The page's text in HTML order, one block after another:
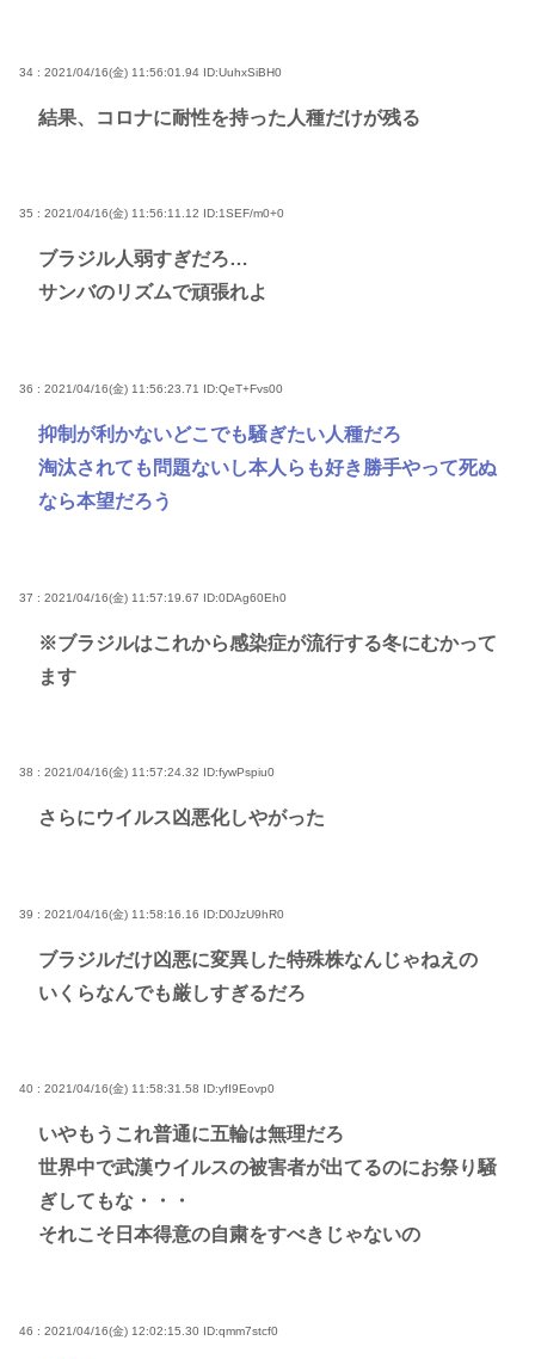
34 : 2021/04/16(金) 11:56:01.94 ID:UuhxSiBH0
結果、コロナに耐性を持った人種だけが残る
35 : 2021/04/16(金) 11:56:11.12 ID:1SEF/m0+0
ブラジル人弱すぎだろ…
サンバのリズムで頑張れよ
36 : 2021/04/16(金) 11:56:23.71 ID:QeT+Fvs00
抑制が利かないどこでも騒ぎたい人種だろ
淘汰されても問題ないし本人らも好き勝手やって死ぬ
なら本望だろう
37 : 2021/04/16(金) 11:57:19.67 ID:0DAg60Eh0
※ブラジルはこれから感染症が流行する冬にむかって
ます
38 : 2021/04/16(金) 11:57:24.32 ID:fywPspiu0
さらにウイルス凶悪化しやがった
39 : 2021/04/16(金) 11:58:16.16 ID:D0JzU9hR0
ブラジルだけ凶悪に変異した特殊株なんじゃねえの
いくらなんでも厳しすぎるだろ
40 : 2021/04/16(金) 11:58:31.58 ID:yfI9Eovp0
いやもうこれ普通に五輪は無理だろ
世界中で武漢ウイルスの被害者が出てるのにお祭り騒
ぎしてもな・・・
それこそ日本得意の自粛をすべきじゃないの
46 : 2021/04/16(金) 12:02:15.30 ID:qmm7stcf0